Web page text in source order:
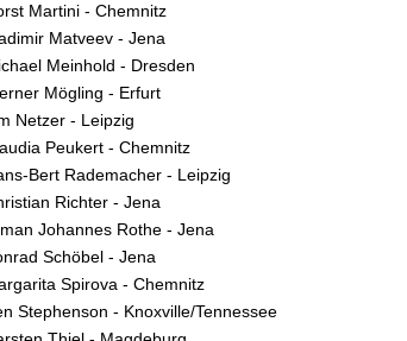
Martini - Chemnitz
Matveev - Jena
Meinhold - Dresden
Mögling - Erfurt
Netzer - Leipzig
Peukert - Chemnitz
Bert Rademacher - Leipzig
Richter - Jena
Johannes Rothe - Jena
Schöbel - Jena
Spirova - Chemnitz
Stephenson - Knoxville/Tennessee